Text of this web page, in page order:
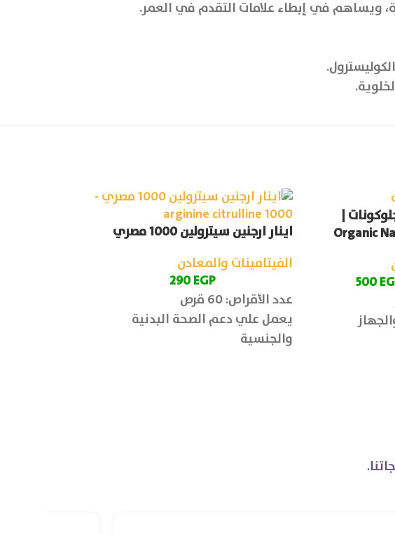
|
Organic
500
اينار ارجنين سيترولين 1000 مصري
الفيتامينات والمعادن
290EGP
عدد الأقراص: 60 قرص
يعمل علي دعم الصحة البدنية
والجنسية